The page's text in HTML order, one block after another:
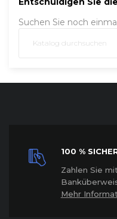
Suchen Sie noch
100 %
Zahlen Sie
Mehr